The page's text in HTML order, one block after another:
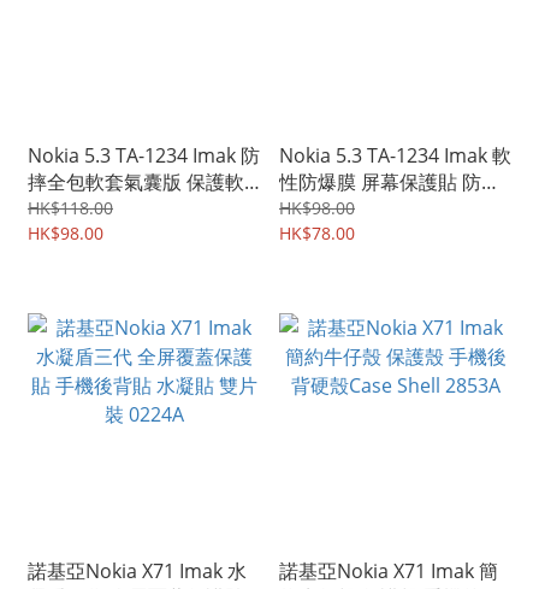
Nokia 5.3 TA-1234 Imak 防
摔全包軟套氣囊版 保護軟
套 手機軟殼Case 1952A
HK$118.00
HK$98.00
Nokia 5.3 TA-1234 Imak 軟
性防爆膜 屏幕保護貼 防花
膜 防刮TPU膠貼 1951A
HK$98.00
HK$78.00
諾基亞Nokia X71 Imak 水
諾基亞Nokia X71 Imak 簡